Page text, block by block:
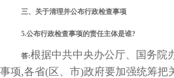
三、关于清理并公布行政检查事项
5.公布行政检查事项的责任主体是谁?
答:根据中共中央办公厅、国务院
事项,各省(区、市)政府要加强统筹把